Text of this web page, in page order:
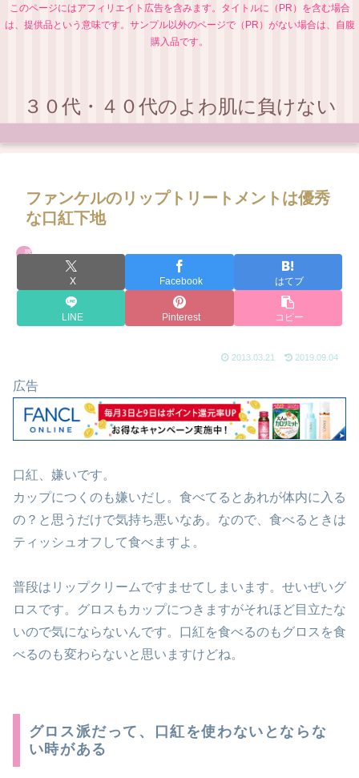
このページにはアフィリエイト広告を含みます。タイトルに（PR）を含む場合
は、提供品という意味です。サンプル以外のページで（PR）がない場合は、自腹
購入品です。
３０代・４０代のよわ肌に負けない
ファンケルのリップトリートメントは優秀
な口紅下地
唇ケア
X Facebook はてブ
LINE Pinterest コピー
2013.03.21 2019.09.04
広告
口紅、嫌いです。
カップにつくのも嫌いだし。食べてるとあれが体内に入る
の？と思うだけで気持ち悪いなあ。なので、食べるときは
ティッシュオフして食べますよ。
普段はリップクリームですませてしまいます。せいぜいグ
ロスです。グロスもカップにつきますがそれほど目立たな
いので気にならないんです。口紅を食べるのもグロスを食
べるのも変わらないと思いますけどね。
グロス派だって、口紅を使わないとならな
い時がある